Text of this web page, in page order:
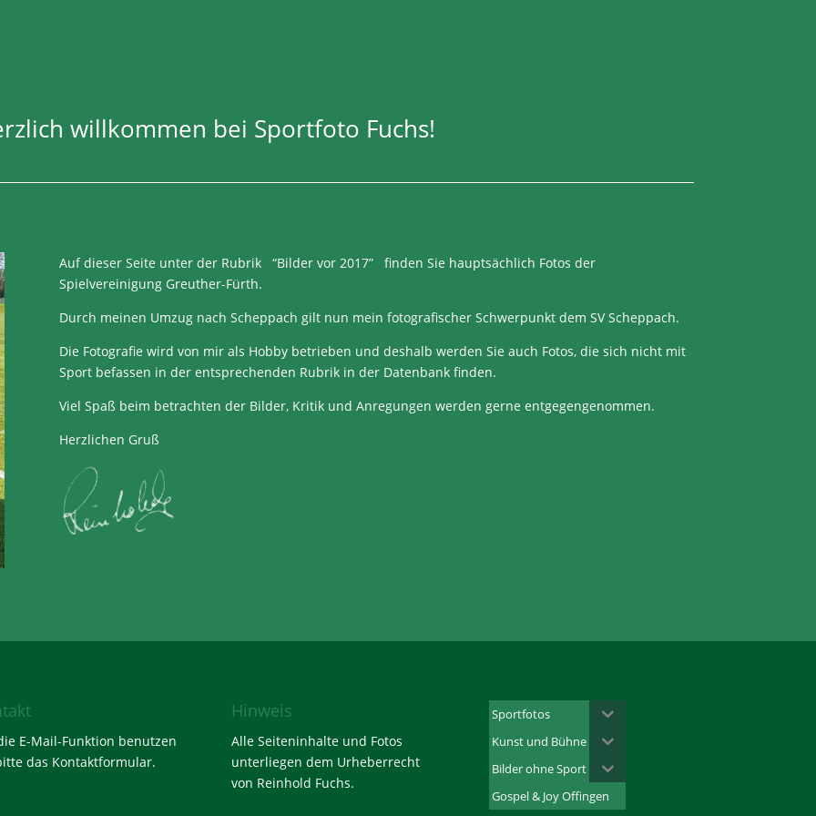
willkommen bei Sportfoto Fuchs!
Auf dieser Seite unter der Rubrik “Bilder vor 2017” finden Sie hauptsächlich Fotos der
Spielvereinigung Greuther-Fürth.
Durch meinen Umzug nach Scheppach gilt nun mein fotografischer Schwerpunkt dem SV Scheppach.
Die Fotografie wird von mir als Hobby betrieben und deshalb werden Sie auch Fotos, die sich nicht mit
Sport befassen in der entsprechenden Rubrik in der Datenbank finden.
Viel Spaß beim betrachten der Bilder, Kritik und Anregungen werden gerne entgegengenommen.
Herzlichen Gruß
E-Mail-Funktion benutzen
das Kontaktformular.
Hinweis
Alle Seiteninhalte und Fotos
unterliegen dem Urheberrecht
von Reinhold Fuchs.
Sportfotos
Kunst und Bühne
Bilder ohne Sport
Gospel & Joy Offingen